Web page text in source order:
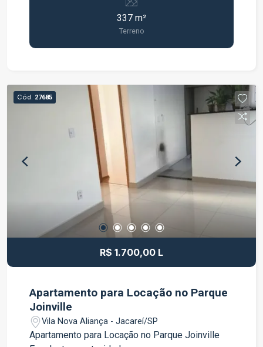
Jacareí, com localização privilegiada às margens
da Rodovia Presidente Dutra, oferecendo fácil
acesso ao centro da cidade, São José dos
Campos e às principais vias da região.
Localização estratégica, à beira da Rodovia
Presidente Dutra; Fácil acesso às principais
rodovias e comércios da região; Ideal para
projetos residenciais ou comerciais, conforme a
viabilidade da região. Não perca esta
oportunidade de adquirir um terreno em uma das
regiões com grande potencial de valorização em
e agende uma visita!
337 m²
Terreno
Cód. 27685
R$ 1.700,00 L
Apartamento para Locação no Parque
Joinville
Vila Nova Aliança - Jacareí/SP
Apartamento para Locação no Parque Joinville